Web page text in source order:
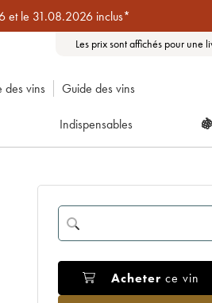
et le 31.08.2026 inclus*
Les prix sont affichés pour une
des vins Guide des vins
Indispensables
Acheter ce vin